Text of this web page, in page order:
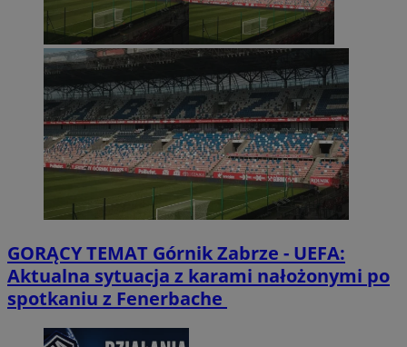
GORĄCY TEMAT Górnik Zabrze - UEFA:
Aktualna sytuacja z karami nałożonymi po
spotkaniu z Fenerbache